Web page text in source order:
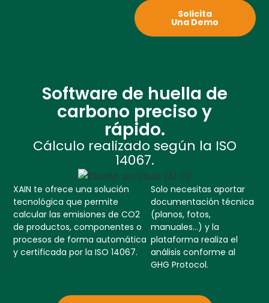
Solicita
Una Demo
Software de huella de
carbono preciso y
rápido.
Cálculo realizado según la ISO
14067.
XAIN te ofrece una solución
tecnológica que permite
calcular las emisiones de CO2
de productos, componentes o
procesos de forma automática
y certificada por la ISO 14067.
Solo necesitas aportar
documentación técnica
(planos, fotos,
manuales…) y la
plataforma realiza el
análisis conforme al
GHG Protocol.